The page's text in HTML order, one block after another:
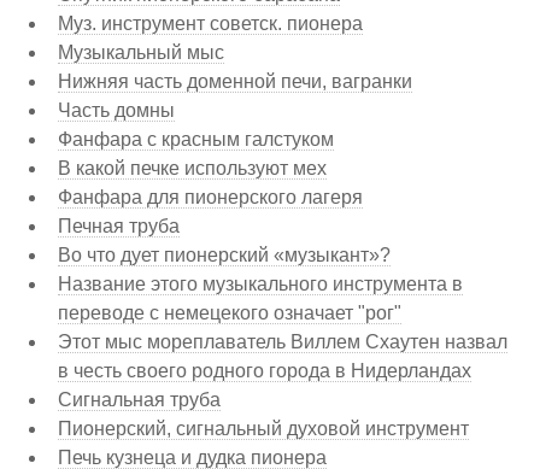
Муз. инструмент советск. пионера
Музыкальный мыс
Нижняя часть доменной печи, вагранки
Часть домны
Фанфара с красным галстуком
В какой печке используют мех
Фанфара для пионерского лагеря
Печная труба
Во что дует пионерский «музыкант»?
Название этого музыкального инструмента в
переводе с немецекого означает "рог"
Этот мыс мореплаватель Виллем Схаутен назвал
в честь своего родного города в Нидерландах
Сигнальная труба
Пионерский, сигнальный духовой инструмент
Печь кузнеца и дудка пионера